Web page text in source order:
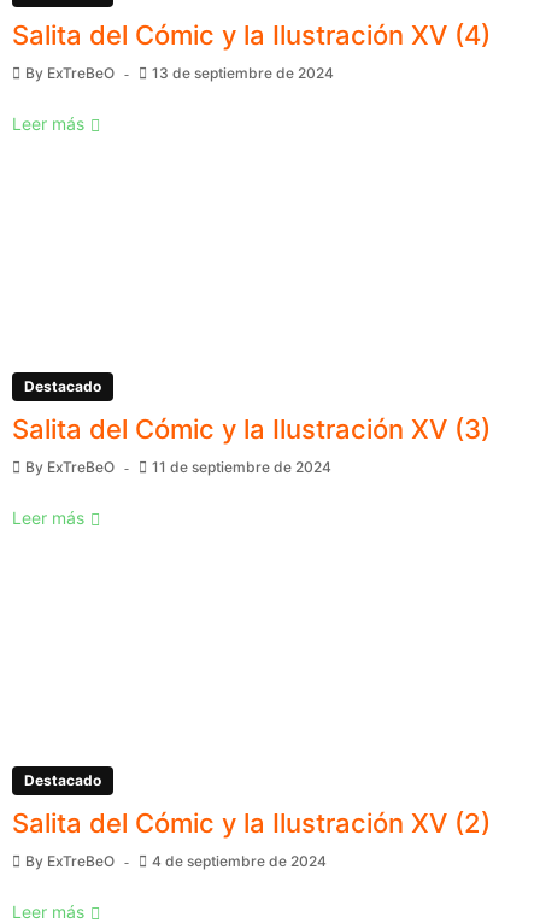
Salita del Cómic y la Ilustración XV (4)
By ExTreBeO 13 de septiembre de 2024
Leer más
Destacado
Salita del Cómic y la Ilustración XV (3)
By ExTreBeO 11 de septiembre de 2024
Leer más
Destacado
Salita del Cómic y la Ilustración XV (2)
By ExTreBeO 4 de septiembre de 2024
Leer más